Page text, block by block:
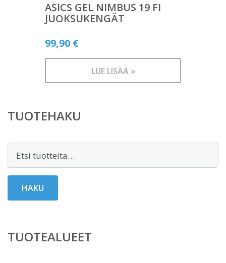
ASICS GEL NIMBUS 19 FI
JUOKSUKENGÄT
99,90 €
LUE LISÄÄ »
TUOTEHAKU
HAKU
TUOTEALUEET